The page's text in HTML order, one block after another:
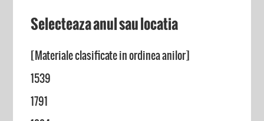
Selecteaza anul sau locatia
[Materiale clasificate in ordinea anilor]
1539
1791